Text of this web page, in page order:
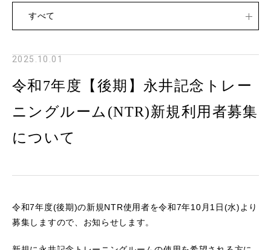
2025.10.01
令和7年度【後期】永井記念トレー
ニングルーム(NTR)新規利用者募集
について
令和7年度(後期)の新規NTR使用者を令和7年10 月 1 日(水) より
募集しますので、お知らせします。
すべて